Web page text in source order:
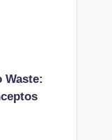
Waste: